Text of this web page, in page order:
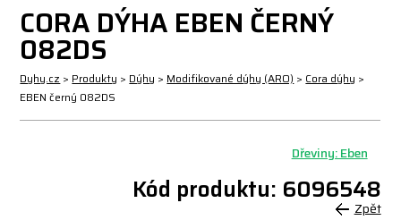
CORA DÝHA EBEN ČERNÝ
082DS
Dyhy.cz > Produkty > Dýhy > Modifikované dýhy (ARO) > Cora dýhy >
EBEN černý 082DS
Dřeviny: Eben
Kód produktu: 6096548
Zpět